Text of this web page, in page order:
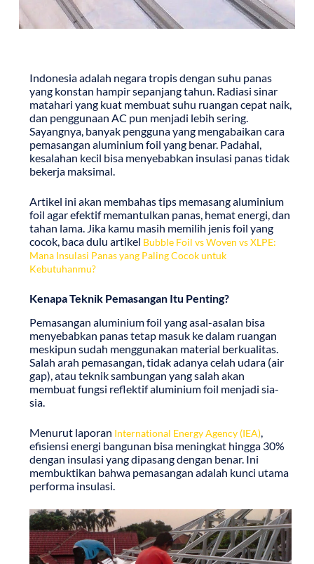
Indonesia adalah negara tropis dengan suhu panas
yang konstan hampir sepanjang tahun. Radiasi sinar
matahari yang kuat membuat suhu ruangan cepat naik,
dan penggunaan AC pun menjadi lebih sering.
Sayangnya, banyak pengguna yang mengabaikan cara
pemasangan aluminium foil yang benar. Padahal,
kesalahan kecil bisa menyebabkan insulasi panas tidak
bekerja maksimal.
Artikel ini akan membahas tips memasang aluminium
foil agar efektif memantulkan panas, hemat energi, dan
tahan lama. Jika kamu masih memilih jenis foil yang
cocok, baca dulu artikel Bubble Foil vs Woven vs XLPE:
Mana Insulasi Panas yang Paling Cocok untuk
Kebutuhanmu?
Kenapa Teknik Pemasangan Itu Penting?
Pemasangan aluminium foil yang asal-asalan bisa
menyebabkan panas tetap masuk ke dalam ruangan
meskipun sudah menggunakan material berkualitas.
Salah arah pemasangan, tidak adanya celah udara (air
gap), atau teknik sambungan yang salah akan
membuat fungsi reflektif aluminium foil menjadi sia-
sia.
Menurut laporan International Energy Agency (IEA),
efisiensi energi bangunan bisa meningkat hingga 30%
dengan insulasi yang dipasang dengan benar. Ini
membuktikan bahwa pemasangan adalah kunci utama
performa insulasi.